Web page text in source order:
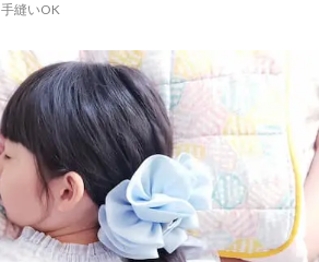
手縫いOK